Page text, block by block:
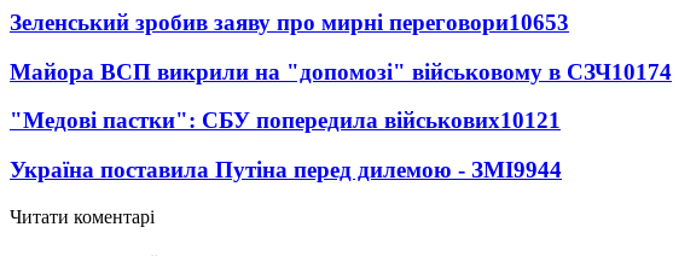
Зеленський зробив заяву про мирні переговори10653
Майора ВСП викрили на "допомозі" військовому в СЗЧ10174
"Медові пастки": СБУ попередила військових10121
Україна поставила Путіна перед дилемою - ЗМІ9944
Читати коментарі